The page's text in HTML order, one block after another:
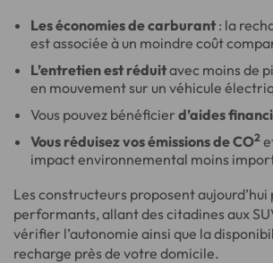
Les économies de carburant : la
est associée à un moindre coût
L’entretien est réduitavec moins de
en mouvement sur un véhicule
Vous pouvez bénéficierd’aides
Vous réduisez vos émissions de CO2
impact environnemental moins
Les constructeurs proposent aujourd’hui
performants, allant des citadines aux
vérifier l’autonomie ainsi que la
recharge près de votre domicile.